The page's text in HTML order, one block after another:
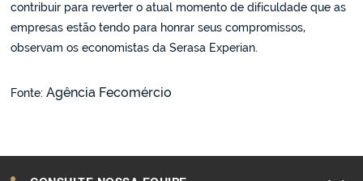
contribuir para reverter o atual momento de dificuldade que as
empresas estão tendo para honrar seus compromissos,
observam os economistas da Serasa Experian.
Fonte:Agência Fecomércio